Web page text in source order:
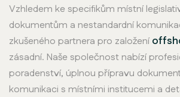
Vzhledem ke specifikům místní
dokumentům a nestandardní
zkušeného partnera pro založení
zásadní. Naše společnost nabízí
poradenství, úplnou přípravu
komunikaci s místními institucemi a